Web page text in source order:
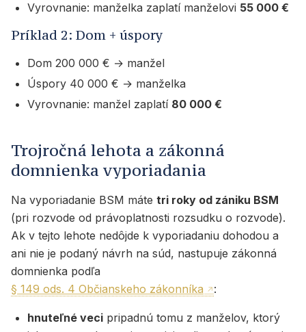
Vyrovnanie: manželka zaplatí manželovi 55 000 €
Príklad 2: Dom + úspory
Dom 200 000 € → manžel
Úspory 40 000 € → manželka
Vyrovnanie: manžel zaplatí 80 000 €
Trojročná lehota a zákonná
domnienka vyporiadania
Na vyporiadanie BSM máte tri roky od zániku BSM
(pri rozvode od právoplatnosti rozsudku o rozvode).
Ak v tejto lehote nedôjde k vyporiadaniu dohodou a
ani nie je podaný návrh na súd, nastupuje zákonná
domnienka podľa
§ 149 ods. 4 Občianskeho zákonníka
:
hnuteľné veci pripadnú tomu z manželov, ktorý